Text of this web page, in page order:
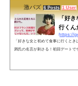
激バズ 6 Posts 1 User
「好き
行くん
https://
「好きな女と初めて食事に行くと
満氏の名言が刺さる！初回デートで